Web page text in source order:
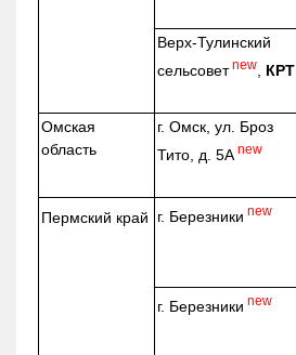
Верх-Тулинский
сельсовет new, КРТ
Омская
область
г. Омск, ул. Броз
Тито, д. 5А new
Пермский край г. Березники new
г. Березники new